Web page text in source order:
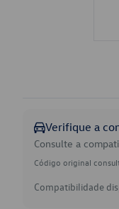
Verifique a
Consulte a
Código original
Compatibilidade